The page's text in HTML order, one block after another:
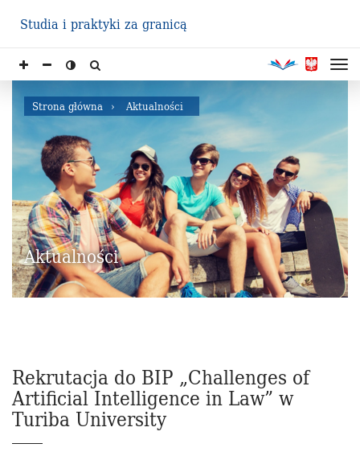
Studia i praktyki za granicą
Strona główna Aktualności
Aktualności
Rekrutacja do BIP „Challenges of
Artificial Intelligence in Law” w
Turiba University